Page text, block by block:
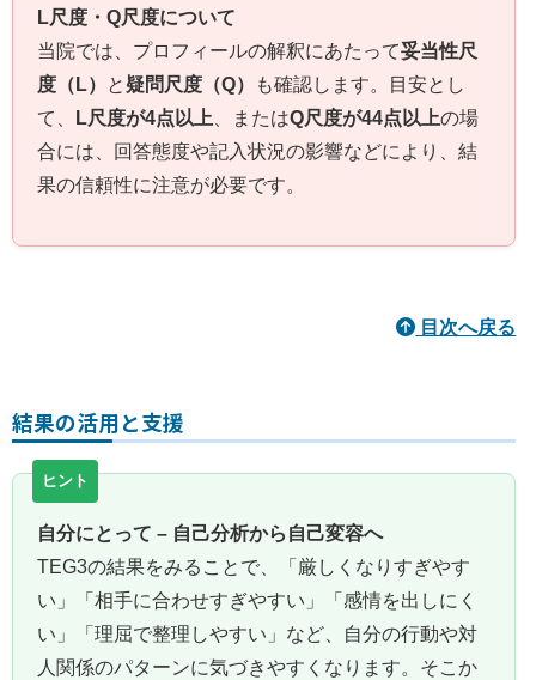
L尺度・Q尺度について
当院では、プロフィールの解釈にあたって妥当性尺
度（L）
と 疑問尺度（Q）
も確認します。目安とし
て、
L尺度が4点以上 、またはQ尺度が44点以上の場
合には、回答態度や記入状況の影響などにより、結
果の信頼性に注意が必要です。
目次へ戻る
結果の活用と支援
自分にとって – 自己分析から自己変容へ
TEG3の結果をみることで、「厳しくなりすぎやす
い」「相手に合わせすぎやすい」「感情を出しにく
い」「理屈で整理しやすい」など、自分の行動や対
人関係のパターンに気づきやすくなります。そこか